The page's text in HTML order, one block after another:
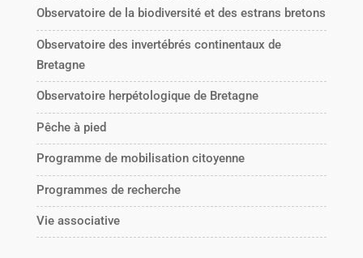
Observatoire de la biodiversité et des estrans bretons
Observatoire des invertébrés continentaux de
Bretagne
Observatoire herpétologique de Bretagne
Pêche à pied
Programme de mobilisation citoyenne
Programmes de recherche
Vie associative